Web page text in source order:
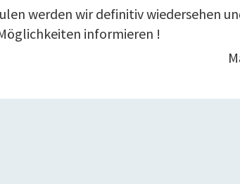
werden wir definitiv wiedersehen
informieren !